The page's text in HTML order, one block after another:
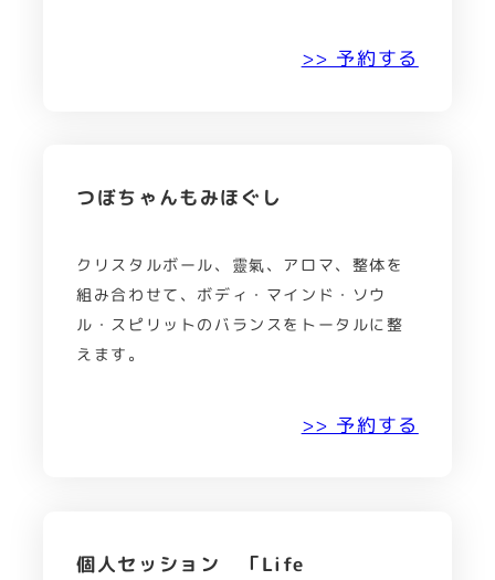
>> 予約する
つぼちゃんもみほぐし
クリスタルボール、靈氣、アロマ、整体を
組み合わせて、ボディ・マインド・ソウ
ル・スピリットのバランスをトータルに整
えます。
>> 予約する
個人セッション 「Life